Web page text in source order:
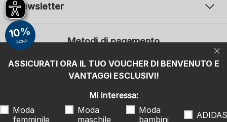
Newsletter
Il vostro indirizzo e-mail
Iscrizione
Mi interessa:
Moda femminile
Moda maschile
ADIDAS
Facendo clic su Iscrizione, acconsento a ricevere la newsletter o la
pubblicità personalizzata di SCHIESSER GmbH e con la presente
Metodi di pagamento
ASSICURATI ORA IL TUO VOUCHER DI BENVENUTO E
VANTAGGI ESCLUSIVI!
10%
BUONO
Mi interessa:
Moda
femminile
Moda
maschile
Moda
bambini
ADIDAS